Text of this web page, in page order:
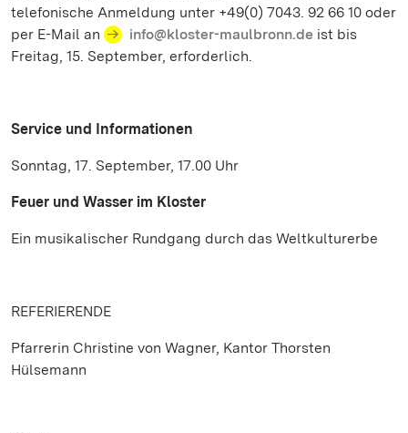
telefonische Anmeldung unter +49(0) 7043. 92 66 10 oder
per E-Mail an
info@kloster-maulbronn.de ist bis
Freitag, 15. September, erforderlich.
Service und Informationen
Sonntag, 17. September, 17.00 Uhr
Feuer und Wasser im Kloster
Ein musikalischer Rundgang durch das Weltkulturerbe
REFERIERENDE
Pfarrerin Christine von Wagner, Kantor Thorsten
Hülsemann